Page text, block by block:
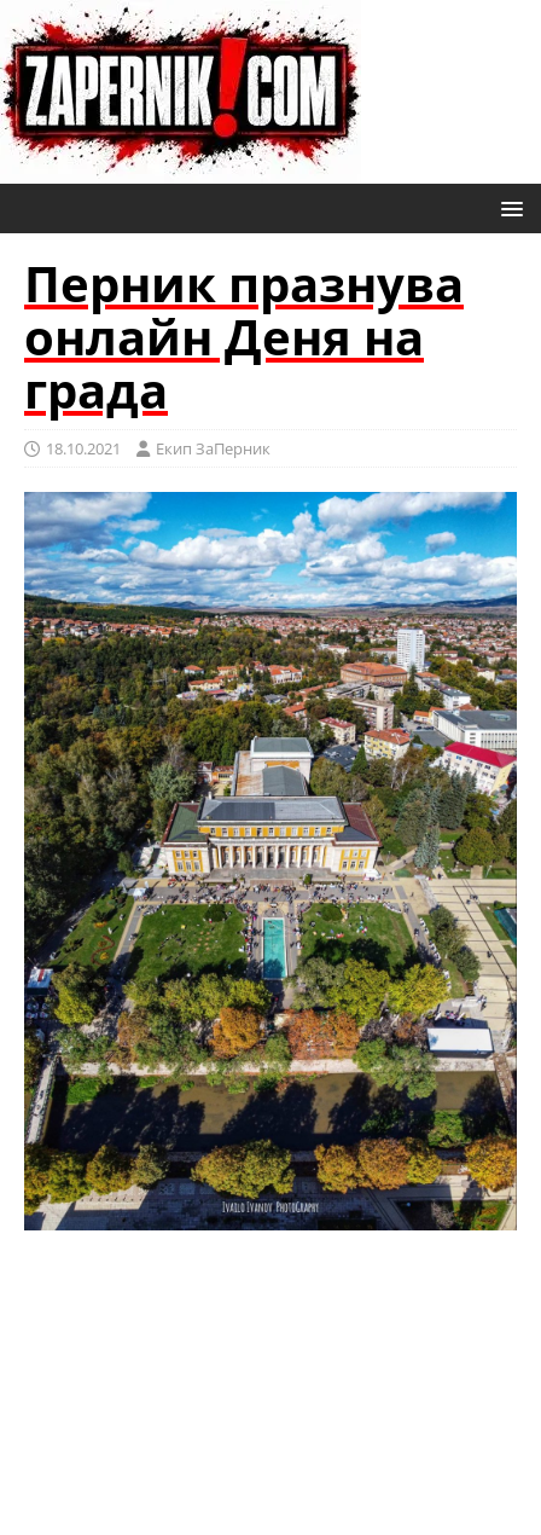
Перник празнува
онлайн Деня на
града
18.10.2021 Eкип ЗаПерник